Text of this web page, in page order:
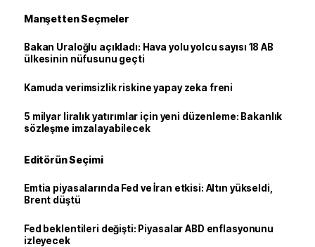
Manşetten Seçmeler
Bakan Uraloğlu açıkladı: Hava yolu yolcu sayısı 18 AB
ülkesinin nüfusunu geçti
Kamuda verimsizlik riskine yapay zeka freni
5 milyar liralık yatırımlar için yeni düzenleme: Bakanlık
sözleşme imzalayabilecek
Editörün Seçimi
Emtia piyasalarında Fed ve İran etkisi: Altın yükseldi,
Brent düştü
Fed beklentileri değişti: Piyasalar ABD enflasyonunu
izleyecek